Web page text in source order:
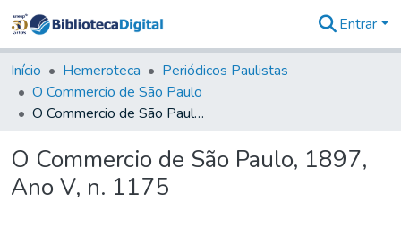
&
Coleções
Tudo na
Biblioteca
Estatísticas
Entrar
Início Hemeroteca
Periódicos Paulistas
O Commercio de São Paulo
O Commercio de São Paulo, 1897, Ano V, n. 1175
O Commercio de São Paulo, 1897,
Ano V, n. 1175